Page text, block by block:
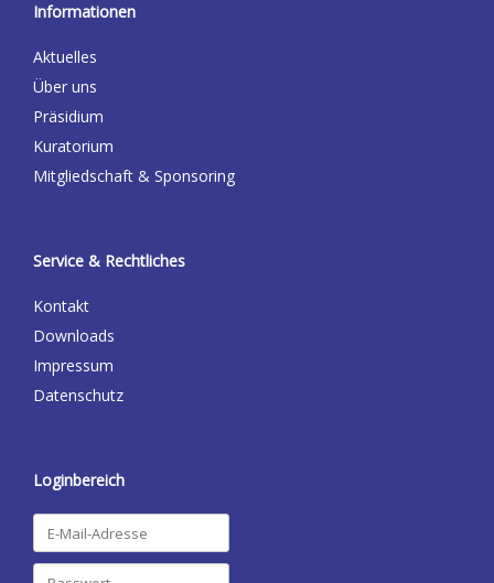
Informationen
Aktuelles
Über uns
Präsidium
Kuratorium
Mitgliedschaft & Sponsoring
Service & Rechtliches
Kontakt
Downloads
Impressum
Datenschutz
Loginbereich